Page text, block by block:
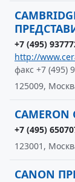
+7 (495)
http://
факс +7 (495)
125009,
+7 (495)
123001,
CANON